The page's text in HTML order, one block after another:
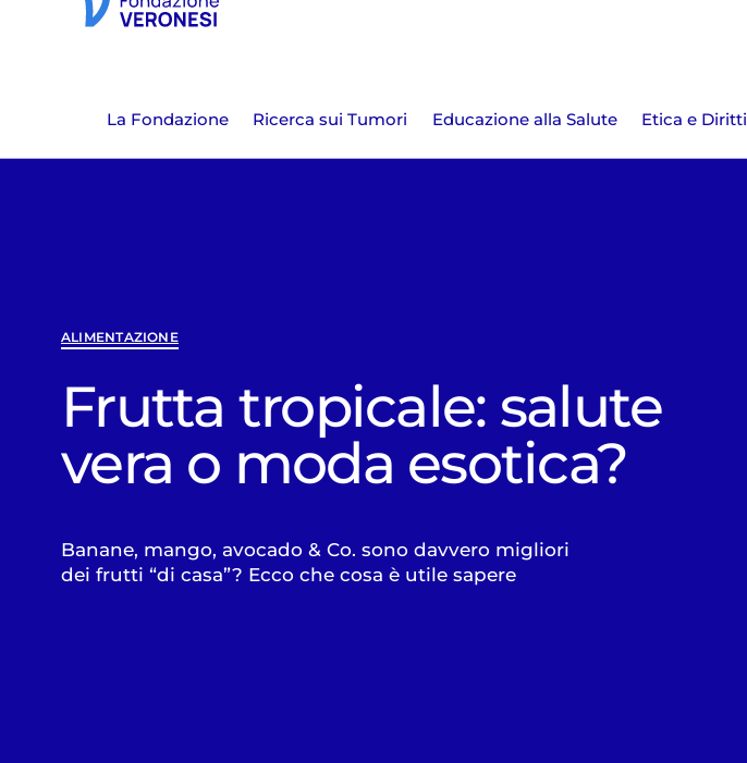
La Fondazione Ricerca sui Tumori Educazione alla Salute Etica e Diritti
ALIMENTAZIONE
Frutta tropicale: salute
vera o moda esotica?
Banane, mango, avocado & Co. sono davvero migliori
dei frutti “di casa”? Ecco che cosa è utile sapere